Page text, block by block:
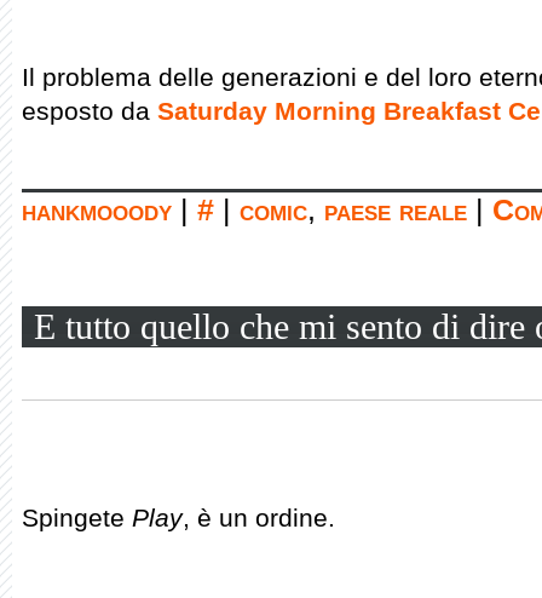
Il problema delle generazioni e del loro
esposto da Saturday Morning Breakfast
hankmooody # comic, paese reale
E tutto quello che mi sento di dire
Spingete Play, è un ordine.